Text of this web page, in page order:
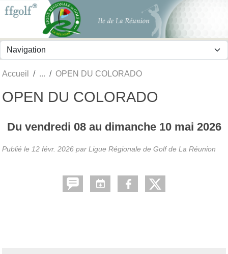
Accueil OPEN DU COLORADO
OPEN DU COLORADO
Du vendredi 08au dimanche 10 mai 2026
Publié le 12 févr. 2026 par Ligue Régionale de Golf de La Réunion
Panneau de gestion des cookies